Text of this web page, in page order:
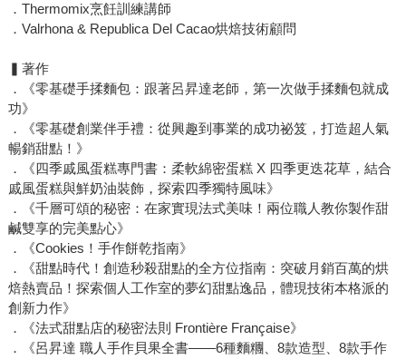
．Thermomix烹飪訓練講師
．Valrhona & Republica Del Cacao烘焙技術顧問
▍著作
．《零基礎手揉麵包：跟著呂昇達老師，第一次做手揉麵包就成
功》
．《零基礎創業伴手禮：從興趣到事業的成功祕笈，打造超人氣
暢銷甜點！》
．《四季戚風蛋糕專門書：柔軟綿密蛋糕 X 四季更迭花草，結合
戚風蛋糕與鮮奶油裝飾，探索四季獨特風味》
．《千層可頌的秘密：在家實現法式美味！兩位職人教你製作甜
鹹雙享的完美點心》
．《Cookies！手作餅乾指南》
．《甜點時代！創造秒殺甜點的全方位指南：突破月銷百萬的烘
焙熱賣品！探索個人工作室的夢幻甜點逸品，體現技術本格派的
創新力作》
．《法式甜點店的秘密法則 Frontière Française》
．《呂昇達 職人手作貝果全書——6種麵糰、8款造型、8款手作